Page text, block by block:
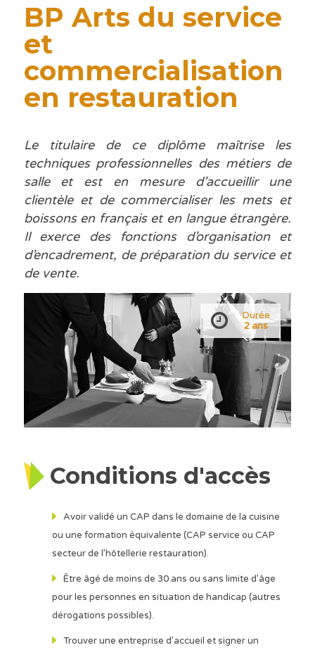
BP Arts du service
et
commercialisation
en restauration
Le titulaire de ce diplôme maîtrise les
techniques professionnelles des métiers de
salle et est en mesure d’accueillir une
clientèle et de commercialiser les mets et
boissons en français et en langue étrangère.
Il exerce des fonctions d’organisation et
d’encadrement, de préparation du service et
de vente.
Durée
2 ans
Conditions d'accès
Avoir validé un CAP dans le domaine de la cuisine
ou une formation équivalente (CAP service ou CAP
secteur de l’hôtellerie restauration).
Être âgé de moins de 30 ans ou sans limite d’âge
pour les personnes en situation de handicap (autres
dérogations possibles).
Trouver une entreprise d’accueil et signer un